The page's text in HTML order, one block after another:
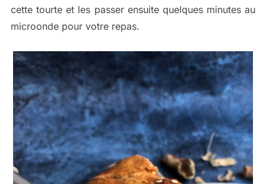
cette tourte et les passer ensuite quelques minutes au
microonde pour votre repas.